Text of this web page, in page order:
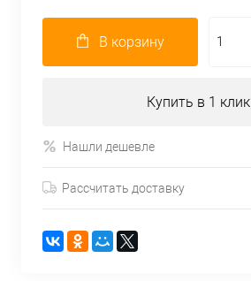
В корзину
Купить в 1 клик
Нашли дешевле
Рассчитать доставку